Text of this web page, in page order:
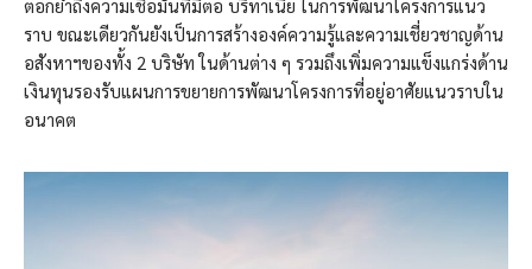
ตอกย้ำถึงความเชื่อมั่นที่มีต่อ บริทาเนีย ในการพัฒนาโครงการแนว
ราบ ขณะเดียวกันยังเป็นการสร้างองค์ความรู้และความเชี่ยวชาญด้าน
อสังหาฯของทั้ง 2 บริษัท ในด้านต่าง ๆ รวมถึงเพิ่มความแข็งแกร่งด้าน
เงินทุนรองรับแผนการขยายการพัฒนาโครงการที่อยู่อาศัยแนวราบใน
อนาคต